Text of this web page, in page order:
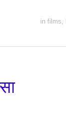
in films,